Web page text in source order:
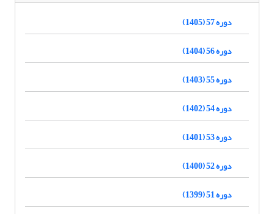
دوره 57 (1405)
دوره 56 (1404)
دوره 55 (1403)
دوره 54 (1402)
دوره 53 (1401)
دوره 52 (1400)
دوره 51 (1399)